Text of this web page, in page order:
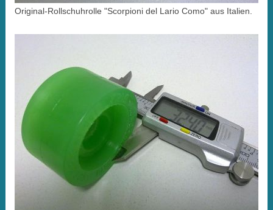
Original-Rollschuhrolle "Scorpioni del Lario Como" aus Italien.